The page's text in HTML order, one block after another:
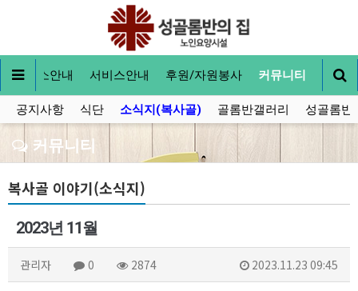
입소안내 서비스안내 후원/자원봉사 커뮤니티
공지사항 식단 소식지(복사골) 골롬반갤러리 성골롬반
커뮤니티
복사골 이야기(소식지)
2023년 11월
관리자 0 2874 2023.11.23 09:45